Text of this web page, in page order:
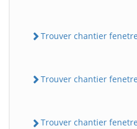
Trouver chantier fenetre
Trouver chantier fenetre
Trouver chantier